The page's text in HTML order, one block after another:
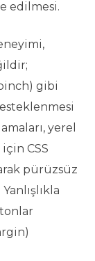
edilmesi.
gibi
yerel
CSS
pürüzsüz